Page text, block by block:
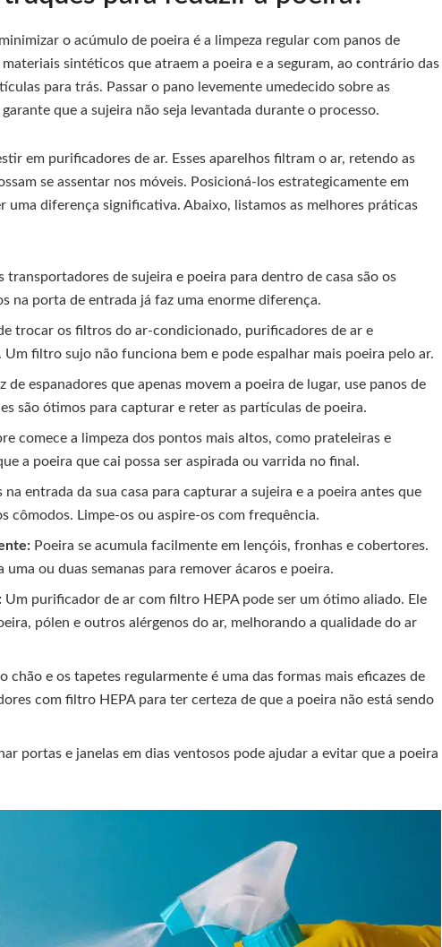
o acúmulo de poeira é a limpeza regular com panos de
sintéticos que atraem a poeira e a seguram, ao contrário das
para trás. Passar o pano levemente umedecido sobre as
que a sujeira não seja levantada durante o processo.
em purificadores de ar. Esses aparelhos filtram o ar, retendo as
se assentar nos móveis. Posicioná-los estrategicamente em
uma diferença significativa. Abaixo, listamos as melhores práticas
transportadores de sujeira e poeira para dentro de casa são os
na porta de entrada já faz uma enorme diferença.
trocar os filtros do ar-condicionado, purificadores de ar e
filtro sujo não funciona bem e pode espalhar mais poeira pelo ar.
de espanadores que apenas movem a poeira de lugar, use panos de
são ótimos para capturar e reter as partículas de poeira.
comece a limpeza dos pontos mais altos, como prateleiras e
a poeira que cai possa ser aspirada ou varrida no final.
na entrada da sua casa para capturar a sujeira e a poeira antes que
cômodos. Limpe-os ou aspire-os com frequência.
Poeira se acumula facilmente em lençóis, fronhas e cobertores.
uma ou duas semanas para remover ácaros e poeira.
Um purificador de ar com filtro HEPA pode ser um ótimo aliado. Ele
pólen e outros alérgenos do ar, melhorando a qualidade do ar
chão e os tapetes regularmente é uma das formas mais eficazes de
com filtro HEPA para ter certeza de que a poeira não está sendo
portas e janelas em dias ventosos pode ajudar a evitar que a poeira